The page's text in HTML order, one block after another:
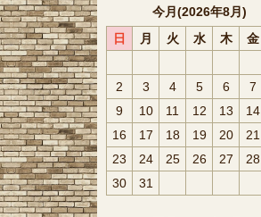
今月(2026年8月)
日
月 火 水 木 金
2
3 4 5 6 7
9
10 11 12 13 14
16
17 18 19 20 21
23
24 25 26 27 28
30
31